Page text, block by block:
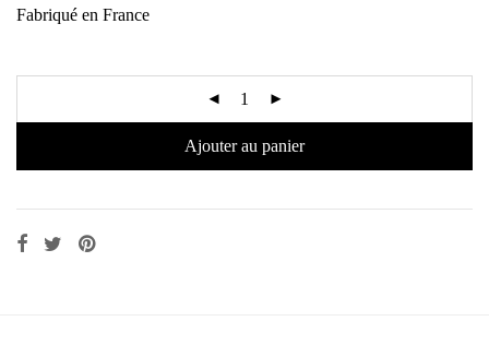
Fabriqué en France
Ajouter au panier